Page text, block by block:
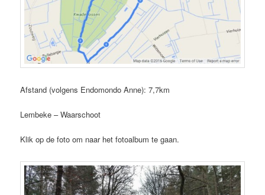
Afstand (volgens Endomondo Anne): 7,7km
Lembeke – Waarschoot
Klik op de foto om naar het fotoalbum te gaan.